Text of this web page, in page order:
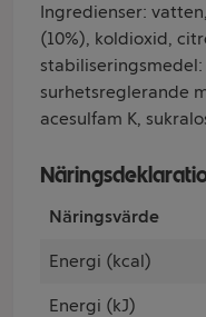
Ingredienser:
(10%), koldioxid,
surhetsreglerande
acesulfam K,
Näringsvärde
Energi (kcal)
Energi (kJ)